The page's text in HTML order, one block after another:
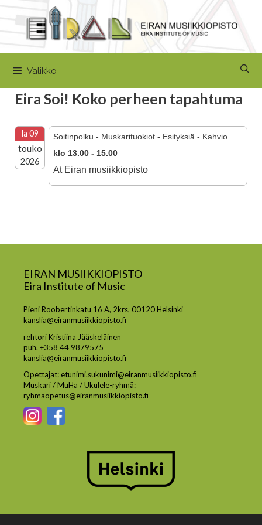
sisältöön
Valikko
Eira Soi! Koko perheen tapahtuma
la 09
touko
2026
Soitinpolku - Muskarituokiot - Esityksiä - Kahvio
klo 13.00 - 15.00
At Eiran musiikkiopisto
EIRAN MUSIIKKIOPISTO
Eira Institute of Music
Pieni Roobertinkatu 16 A, 2krs, 00120 Helsinki
kanslia@eiranmusiikkiopisto.fi
rehtori Kristiina Jääskeläinen
puh. +358 44 9879575
kanslia@eiranmusiikkiopisto.fi
Opettajat: etunimi.sukunimi@eiranmusiikkiopisto.fi
Muskari / MuHa / Ukulele-ryhmä:
ryhmaopetus@eiranmusiikkiopisto.fi